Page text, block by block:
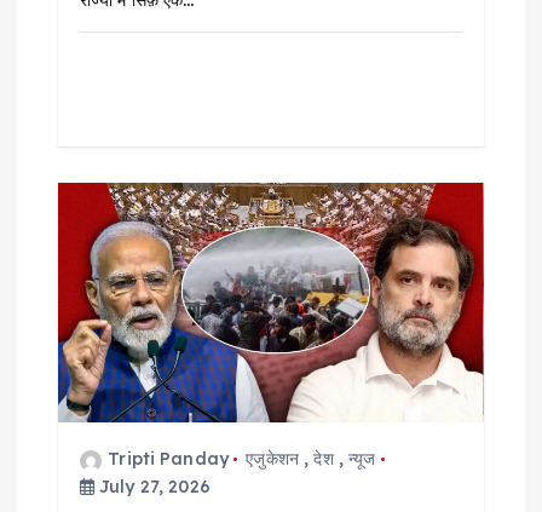
Tripti Panday एजुकेशन,देश,न्यूज
July 27, 2026